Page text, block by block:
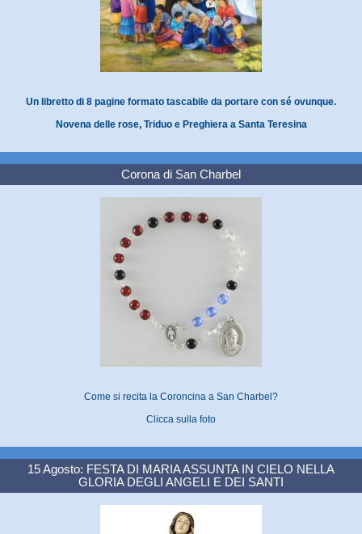
Un libretto di 8 pagine formato tascabile da portare con sé ovunque.
Novena delle rose, Triduo e Preghiera a Santa Teresina
Corona di San Charbel
Come si recita la Coroncina a San Charbel?
Clicca sulla foto
15 Agosto: FESTA DI MARIA ASSUNTA IN CIELO NELLA
GLORIA DEGLI ANGELI E DEI SANTI